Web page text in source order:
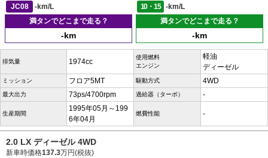
JC08
-km/L 10・15
-km/L
満タンでどこまで走る？
-km
満タンでどこまで走る？
-km
排気量 1974cc
使用燃料
エンジン
軽油
ディーゼル
ミッション フロア5MT 駆動方式 4WD
最大出力 73ps/4700rpm 過給器（ターボ） -
生産期間
1995年05月～199
6年04月
燃費性能 -
2.0 LX ディーゼル 4WD
新車時価格137.3万円(税抜)